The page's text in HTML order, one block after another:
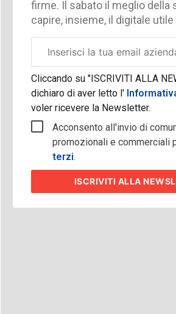
firme. Il sabato il meglio della
capire, insieme, il digitale utile
aziendale
Cliccando su "ISCRIVITI ALLA
dichiaro di aver letto l'
voler ricevere la Newsletter.
Acconsento all'invio di
promozionali e commerciali
terzi.
ISCRIVITI ALLA